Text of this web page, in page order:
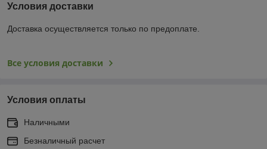
Условия доставки
Доставка осуществляется только по предоплате.
Все условия доставки
Условия оплаты
Наличными
Безналичный расчет